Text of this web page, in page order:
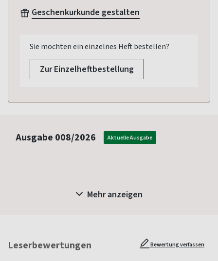
Geschenkurkunde gestalten
Sie möchten ein einzelnes Heft bestellen?
Zur Einzelheftbestellung
Ausgabe 008/2026 Aktuelle Ausgabe
Mehr anzeigen
Leserbewertungen Bewertung verfassen